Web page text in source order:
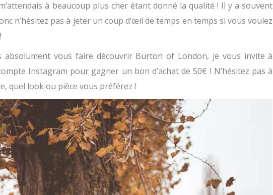
à beaucoup plus cher étant donné la qualité ! Il y a souvent
n’hésitez pas à jeter un coup d’œil de temps en temps si vous voulez
absolument vous faire découvrir Burton of London, je vous invite à
Instagram pour gagner un bon d’achat de 50€ ! N’hésitez pas à
quel look ou pièce vous préférez !